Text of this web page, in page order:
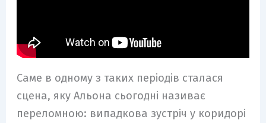
Саме в одному з таких періодів сталася
сцена, яку Альона сьогодні називає
переломною: випадкова зустріч у коридорі